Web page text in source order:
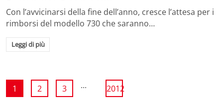
Con l’avvicinarsi della fine dell’anno, cresce l’attesa per i
rimborsi del modello 730 che saranno…
Leggi di più
1 2 3 ... 2012